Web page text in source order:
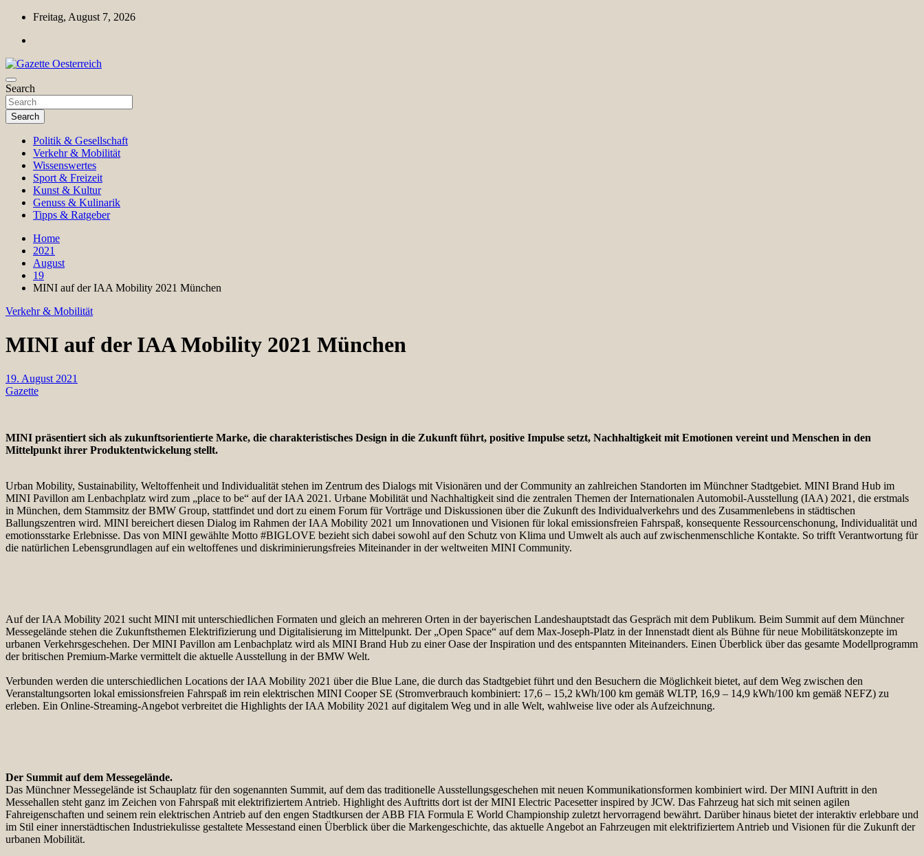
Skip
content
Freitag, August 7, 2026
Gazette Oesterreich
Magazin für Freizeit, Politik, Kultur & Wissenschaft
Search
Search
Politik & Gesellschaft
Verkehr & Mobilität
Wissenswertes
Sport & Freizeit
Kunst & Kultur
Genuss & Kulinarik
Tipps & Ratgeber
Home
2021
August
19
MINI auf der IAA Mobility 2021 München
Verkehr & Mobilität
MINI auf der IAA Mobility 2021 München
19. August 2021
Gazette
MINI präsentiert sich als zukunftsorientierte Marke, die charakteristisches Design in die Zukunft führt, positive Impulse setzt, Nachhaltigkeit mit Emotionen vereint und Menschen in den
Mittelpunkt ihrer Produktentwickelung stellt.
Urban Mobility, Sustainability, Weltoffenheit und Individualität stehen im Zentrum des Dialogs mit Visionären und der Community an zahlreichen Standorten im Münchner Stadtgebiet. MINI Brand Hub im
MINI Pavillon am Lenbachplatz wird zum „place to be“ auf der IAA 2021. Urbane Mobilität und Nachhaltigkeit sind die zentralen Themen der Internationalen Automobil-Ausstellung (IAA) 2021, die erstmals
in München, dem Stammsitz der BMW Group, stattfindet und dort zu einem Forum für Vorträge und Diskussionen über die Zukunft des Individualverkehrs und des Zusammenlebens in städtischen
Ballungszentren wird. MINI bereichert diesen Dialog im Rahmen der IAA Mobility 2021 um Innovationen und Visionen für lokal emissionsfreien Fahrspaß, konsequente Ressourcenschonung, Individualität und
emotionsstarke Erlebnisse. Das von MINI gewählte Motto #BIGLOVE bezieht sich dabei sowohl auf den Schutz von Klima und Umwelt als auch auf zwischenmenschliche Kontakte. So trifft Verantwortung für
die natürlichen Lebensgrundlagen auf ein weltoffenes und diskriminierungsfreies Miteinander in der weltweiten MINI Community.
Auf der IAA Mobility 2021 sucht MINI mit unterschiedlichen Formaten und gleich an mehreren Orten in der bayerischen Landeshauptstadt das Gespräch mit dem Publikum. Beim Summit auf dem Münchner
Messegelände stehen die Zukunftsthemen Elektrifizierung und Digitalisierung im Mittelpunkt. Der „Open Space“ auf dem Max-Joseph-Platz in der Innenstadt dient als Bühne für neue Mobilitätskonzepte im
urbanen Verkehrsgeschehen. Der MINI Pavillon am Lenbachplatz wird als MINI Brand Hub zu einer Oase der Inspiration und des entspannten Miteinanders. Einen Überblick über das gesamte Modellprogramm
der britischen Premium-Marke vermittelt die aktuelle Ausstellung in der BMW Welt.
Verbunden werden die unterschiedlichen Locations der IAA Mobility 2021 über die Blue Lane, die durch das Stadtgebiet führt und den Besuchern die Möglichkeit bietet, auf dem Weg zwischen den
Veranstaltungsorten lokal emissionsfreien Fahrspaß im rein elektrischen MINI Cooper SE (Stromverbrauch kombiniert: 17,6 – 15,2 kWh/100 km gemäß WLTP, 16,9 – 14,9 kWh/100 km gemäß NEFZ) zu
erleben. Ein Online-Streaming-Angebot verbreitet die Highlights der IAA Mobility 2021 auf digitalem Weg und in alle Welt, wahlweise live oder als Aufzeichnung.
Der Summit auf dem Messegelände.
Das Münchner Messegelände ist Schauplatz für den sogenannten Summit, auf dem das traditionelle Ausstellungsgeschehen mit neuen Kommunikationsformen kombiniert wird. Der MINI Auftritt in den
Messehallen steht ganz im Zeichen von Fahrspaß mit elektrifiziertem Antrieb. Highlight des Auftritts dort ist der MINI Electric Pacesetter inspired by JCW. Das Fahrzeug hat sich mit seinen agilen
Fahreigenschaften und seinem rein elektrischen Antrieb auf den engen Stadtkursen der ABB FIA Formula E World Championship zuletzt hervorragend bewährt. Darüber hinaus bietet der interaktiv erlebbare und
im Stil einer innerstädtischen Industriekulisse gestaltete Messestand einen Überblick über die Markengeschichte, das aktuelle Angebot an Fahrzeugen mit elektrifiziertem Antrieb und Visionen für die Zukunft der
urbanen Mobilität.